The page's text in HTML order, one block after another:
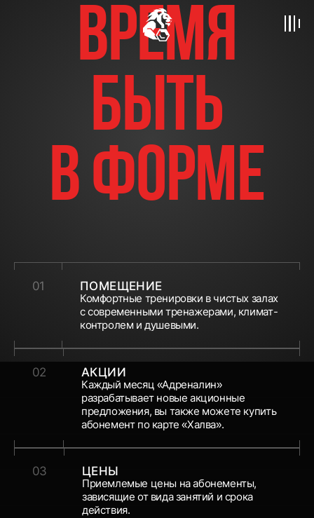
время
быть
вформе
01 ПОМЕЩЕНИЕ
Комфортные тренировки в чистых залах
с современными тренажерами, климат-
контролем и душевыми.
02 АКЦИИ
Каждый месяц «Адреналин»
разрабатывает новые акционные
предложения, вы также можете купить
абонемент по карте «Халва».
03 ЦЕНЫ
Приемлемые цены на абонементы,
зависящие от вида занятий и срока
действия.